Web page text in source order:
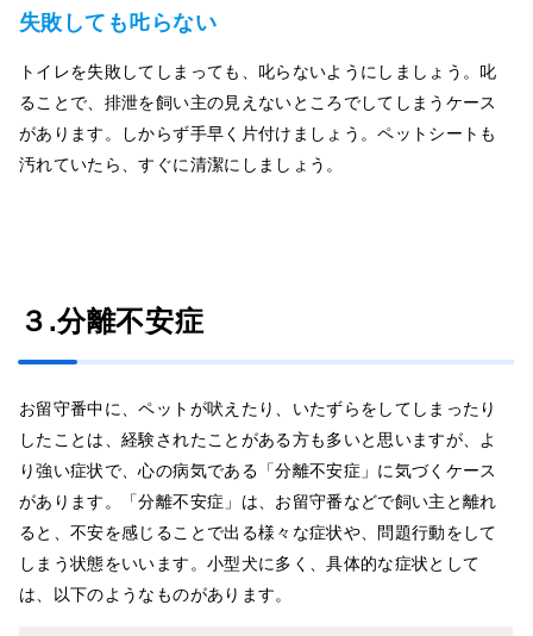
失敗しても𠮟らない
トイレを失敗してしまっても、叱らないようにしましょう。叱
ることで、排泄を飼い主の見えないところでしてしまうケース
があります。しからず手早く片付けましょう。ペットシートも
汚れていたら、すぐに清潔にしましょう。
３.分離不安症
お留守番中に、ペットが吠えたり、いたずらをしてしまったり
したことは、経験されたことがある方も多いと思いますが、よ
り強い症状で、心の病気である「分離不安症」に気づくケース
があります。「分離不安症」は、お留守番などで飼い主と離れ
ると、不安を感じることで出る様々な症状や、問題行動をして
しまう状態をいいます。小型犬に多く、具体的な症状として
は、以下のようなものがあります。